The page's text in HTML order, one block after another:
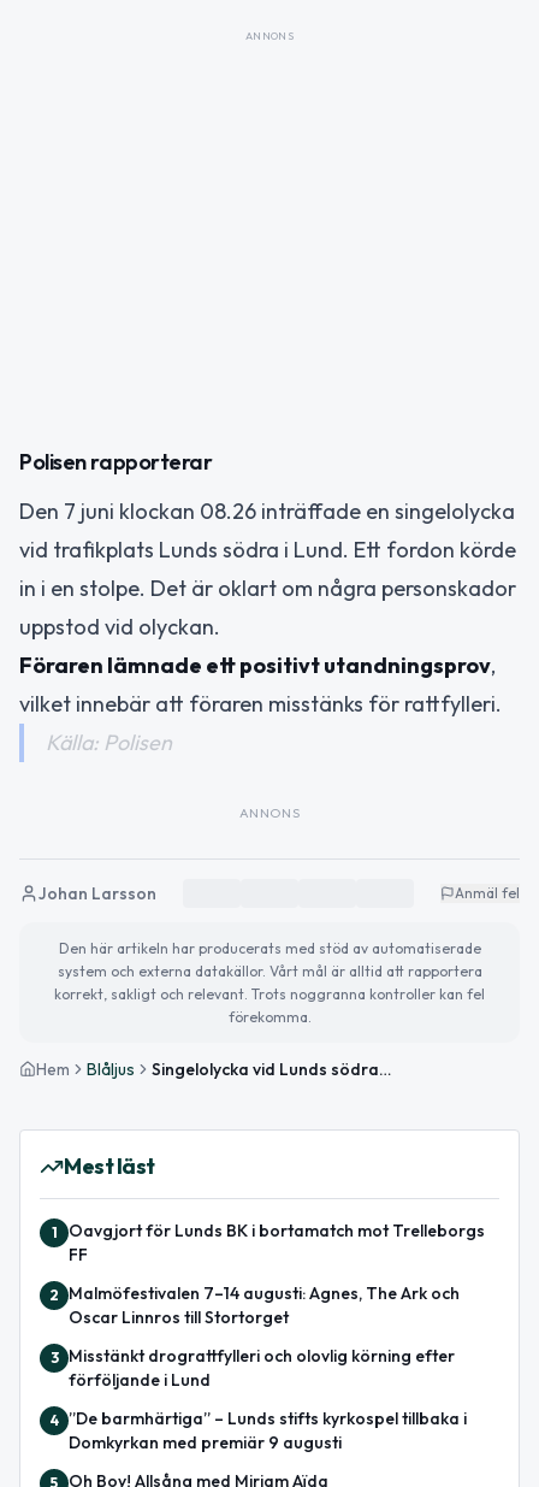
ANNONS
Polisen rapporterar
Den 7 juni klockan 08.26 inträffade en singelolycka
vid trafikplats Lunds södra i Lund. Ett fordon körde
in i en stolpe. Det är oklart om några personskador
uppstod vid olyckan.
Föraren lämnade ett positivt utandningsprov,
vilket innebär att föraren misstänks för rattfylleri.
Källa: Polisen
ANNONS
Johan Larsson Anmäl fel
Den här artikeln har producerats med stöd av automatiserade
system och externa datakällor. Vårt mål är alltid att rapportera
korrekt, sakligt och relevant. Trots noggranna kontroller kan fel
förekomma.
Hem Blåljus Singelolycka vid Lunds södra – förare misstänks för rattfylleri
Mest läst
1
Oavgjort för Lunds BK i bortamatch mot Trelleborgs
FF
2
Malmöfestivalen 7–14 augusti: Agnes, The Ark och
Oscar Linnros till Stortorget
3
Misstänkt drograttfylleri och olovlig körning efter
förföljande i Lund
4
”De barmhärtiga” – Lunds stifts kyrkospel tillbaka i
Domkyrkan med premiär 9 augusti
5 Oh Boy! Allsång med Miriam Aïda